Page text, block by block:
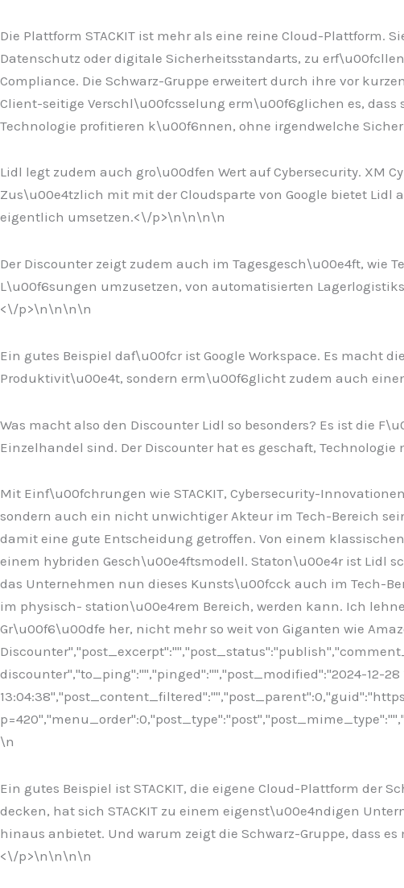
Die Plattform STACKIT ist mehr als eine reine Cloud-
Datenschutz oder digitale Sicherheitsstandarts, zu
Compliance. Die Schwarz-Gruppe erweitert durch ihre vor
Client-seitige Verschl\u00fcsselung erm\u00f6glichen es,
Technologie profitieren k\u00f6nnen, ohne irgendwelche
Lidl legt zudem auch gro\u00dfen Wert auf Cybersecurity. XM
Zus\u00e4tzlich mit mit der Cloudsparte von Google bietet
eigentlich umsetzen.<\/p>\n\n\n\n
Der Discounter zeigt zudem auch im Tagesgesch\u00e4ft, wie
L\u00f6sungen umzusetzen, von automatisierten
<\/p>\n\n\n\n
Ein gutes Beispiel daf\u00fcr ist Google Workspace. Es
Produktivit\u00e4t, sondern erm\u00f6glicht zudem auch
Was macht also den Discounter Lidl so besonders? Es ist die
Einzelhandel sind. Der Discounter hat es geschaft,
Mit Einf\u00fchrungen wie STACKIT, Cybersecurity-
sondern auch ein nicht unwichtiger Akteur im Tech-Bereich
damit eine gute Entscheidung getroffen. Von einem
einem hybriden Gesch\u00e4ftsmodell. Staton\u00e4r ist Lidl
das Unternehmen nun dieses Kunsts\u00fcck auch im Tech-
im physisch- station\u00e4rem Bereich, werden kann. Ich
Gr\u00f6\u00dfe her, nicht mehr so weit von Giganten wie
discounter","to_ping":"","pinged":"","post_modified":"2024-12-
\n
Ein gutes Beispiel ist STACKIT, die eigene Cloud-Plattform
decken, hat sich STACKIT zu einem eigenst\u00e4ndigen
hinaus anbietet. Und warum zeigt die Schwarz-Gruppe, dass
<\/p>\n\n\n\n